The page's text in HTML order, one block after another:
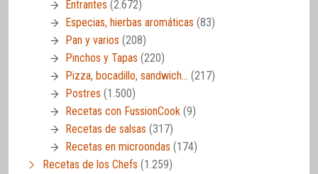
Entrantes (2.672)
Especias, hierbas aromáticas (83)
Pan y varios (208)
Pinchos y Tapas (220)
Pizza, bocadillo, sandwich… (217)
Postres (1.500)
Recetas con FussionCook (9)
Recetas de salsas (317)
Recetas en microondas (174)
Recetas de los Chefs (1.259)